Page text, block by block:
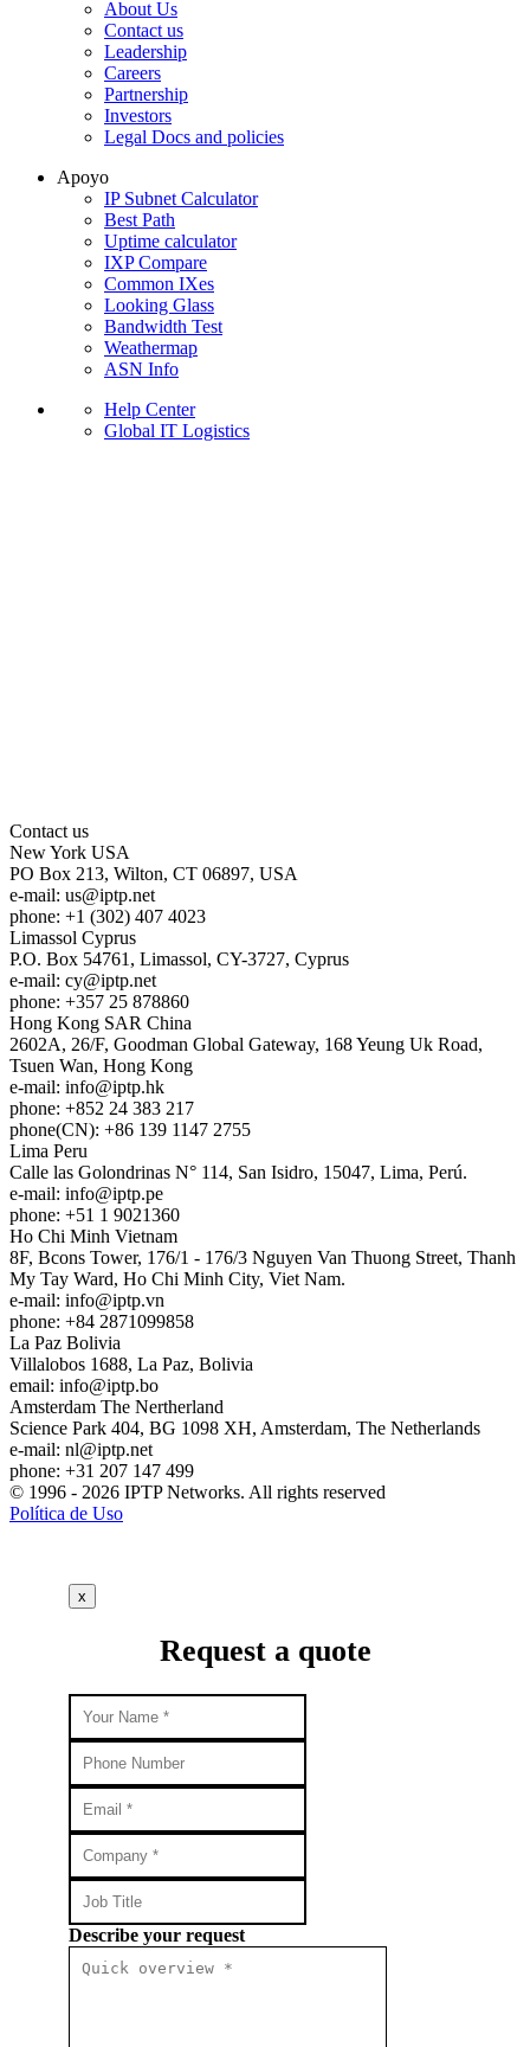
About Us
Contact us
Leadership
Careers
Partnership
Investors
Legal Docs and policies
Apoyo
IP Subnet Calculator
Best Path
Uptime calculator
IXP Compare
Common IXes
Looking Glass
Bandwidth Test
Weathermap
ASN Info
Help Center
Global IT Logistics
Contact us
New York USA
PO Box 213, Wilton, CT 06897, USA
e-mail: us
iptp.net
phone: +1 (302) 407 4023
Limassol Cyprus
P.O. Box 54761, Limassol, CY-3727, Cyprus
e-mail: cy
iptp.net
phone: +357 25 878860
Hong Kong SAR China
2602A, 26/F, Goodman Global Gateway, 168 Yeung Uk Road,
Tsuen Wan, Hong Kong
e-mail: info
iptp.hk
phone: +852 24 383 217
phone(CN): +86 139 1147 2755
Lima Peru
Calle las Golondrinas N° 114, San Isidro, 15047, Lima, Perú.
e-mail: info
iptp.pe
phone: +51 1 9021360
Ho Chi Minh Vietnam
8F, Bcons Tower, 176/1 - 176/3 Nguyen Van Thuong Street, Thanh
My Tay Ward, Ho Chi Minh City, Viet Nam.
e-mail: info
iptp.vn
phone: +84 2871099858
La Paz Bolivia
Villalobos 1688, La Paz, Bolivia
email: info
iptp.bo
Amsterdam The Nertherland
Science Park 404, BG 1098 XH, Amsterdam, The Netherlands
e-mail: nl
iptp.net
phone: +31 207 147 499
© 1996 - 2026 IPTP Networks. All rights reserved
Política de Uso
x
Request a quote
Describe your request